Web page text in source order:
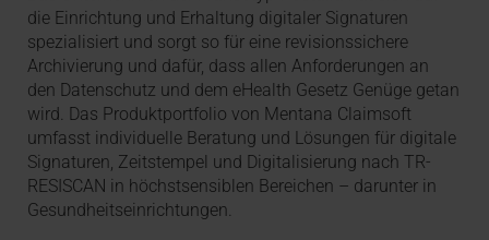
die Einrichtung und Erhaltung digitaler Signaturen
spezialisiert und sorgt so für eine revisionssichere
Archivierung und dafür, dass allen Anforderungen an
den Datenschutz und dem eHealth Gesetz Genüge getan
wird. Das Produktportfolio von Mentana Claimsoft
umfasst individuelle Beratung und Lösungen für digitale
Signaturen, Zeitstempel und Digitalisierung nach TR-
RESISCAN in höchstsensiblen Bereichen – darunter in
Gesundheitseinrichtungen.